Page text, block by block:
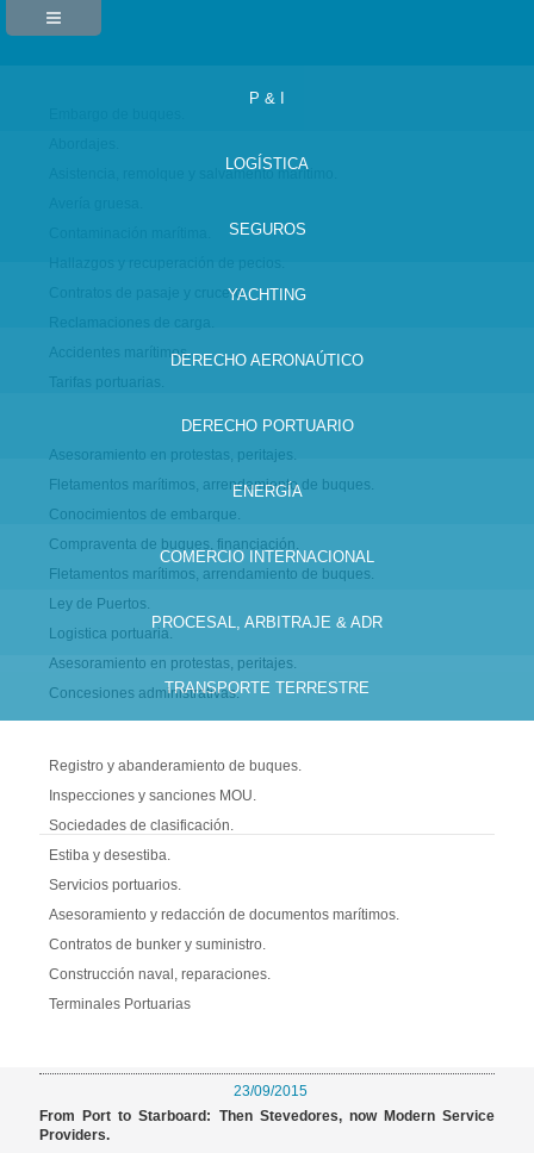
Asistencia, remolque y salvamento marítimo.
Contratos de pasaje y crucero.
Accidentes marítimos.
Tarifas portuarias.
Asesoramiento en protestas, peritajes.
Fletamentos marítimos, arrendamiento de buques.
Conocimientos de embarque.
Compraventa de buques, financiación.
Fletamentos marítimos, arrendamiento de buques.
Ley de Puertos.
Logistica portuaria.
Asesoramiento en protestas, peritajes.
Concesiones administrativas.
Registro y abanderamiento de buques.
Inspecciones y sanciones MOU.
Sociedades de clasificación.
Estiba y desestiba.
Servicios portuarios.
Asesoramiento y redacción de documentos marítimos.
Contratos de bunker y suministro.
Construcción naval, reparaciones.
Terminales Portuarias
P & I
LOGÍSTICA
SEGUROS
YACHTING
DERECHO AERONAÚTICO
DERECHO PORTUARIO
ENERGÍA
COMERCIO INTERNACIONAL
PROCESAL, ARBITRAJE & ADR
TRANSPORTE TERRESTRE
Coloquio y Asamblea del CMI en Estambul en colaboración con la
Asociación Turca de Derecho Marítimo (TMLA)
Estambul, Junio de 2015.
organizados por el Comité Marítimo Internacional (CMI) en Estambul
en colaboración con la Asociación Turca de Derecho Marítimo
23/09/2015
From Port to Starboard: Then Stevedores, now Modern Service
Providers.